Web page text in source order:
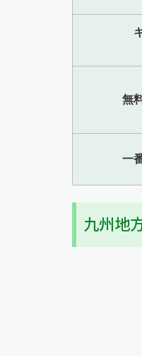
無
一
九州地